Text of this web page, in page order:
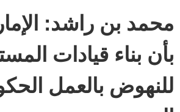
محمد بن راشد:
بأن بناء قيادات
للنهوض بالعمل